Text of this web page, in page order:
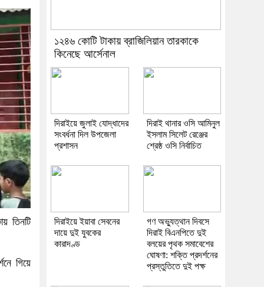
তিনটি
গিয়ে
১২৪৬ কোটি টাকায় ব্রাজিলিয়ান তারকাকে
কিনেছে আর্সেনাল
দিরাইয়ে জুলাই যোদ্ধাদের
সংবর্ধনা দিল উপজেলা
প্রশাসন
দিরাই থানার ওসি আমিনুল
ইসলাম সিলেট রেঞ্জের
শ্রেষ্ঠ ওসি নির্বাচিত
দিরাইয়ে ইয়াবা সেবনের
দায়ে দুই যুবকের
কারাদণ্ড
গণ অভ্যুত্থান দিবসে
দিরাই বিএনপিতে দুই
বলয়ের পৃথক সমাবেশের
ঘোষণা: শক্তি প্রদর্শনের
প্রস্তুতিতে দুই পক্ষ